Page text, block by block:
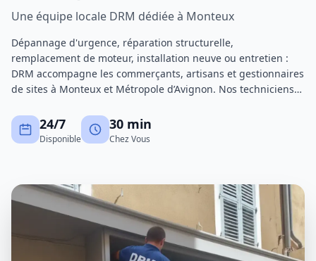
Une équipe locale DRM dédiée à Monteux
Dépannage d'urgence, réparation structurelle,
remplacement de moteur, installation neuve ou entretien :
DRM accompagne les commerçants, artisans et gestionnaires
de sites à Monteux et Métropole d’Avignon. Nos techniciens
pour réduire au maximum les immobilisations.
24/7
Disponible
30 min
Chez Vous